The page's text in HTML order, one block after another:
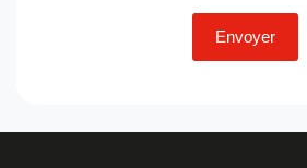
Envoyer